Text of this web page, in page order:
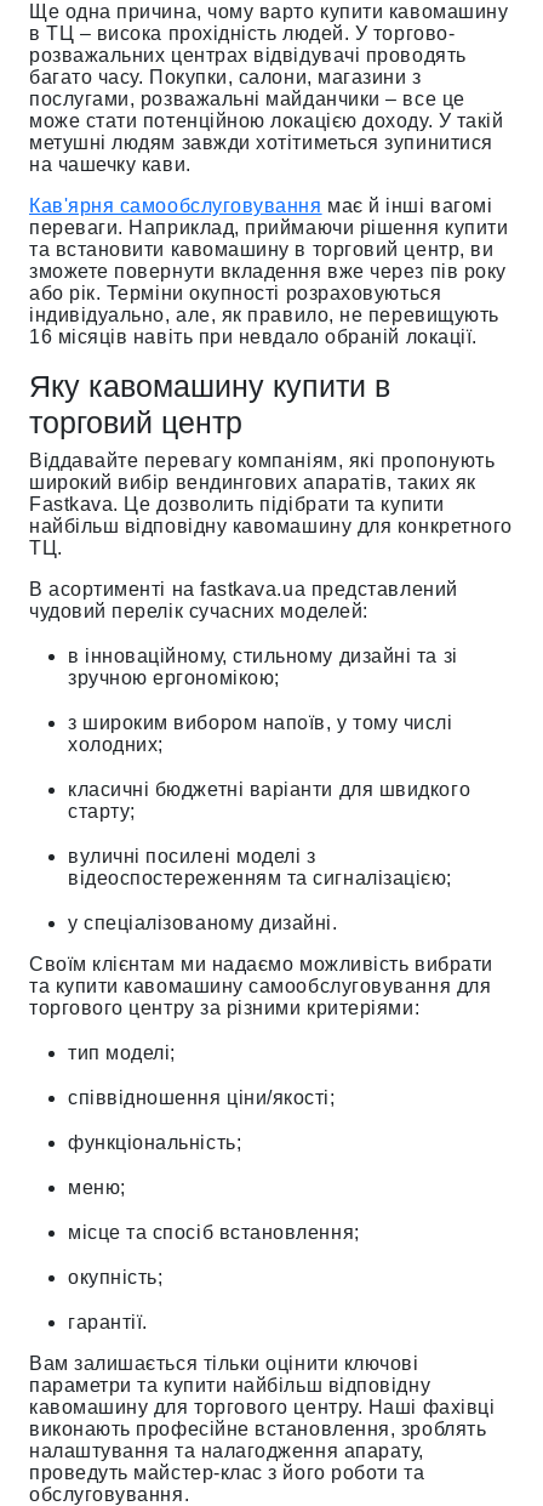
Ще одна причина, чому варто купити кавомашину
в ТЦ – висока прохідність людей. У торгово-
розважальних центрах відвідувачі проводять
багато часу. Покупки, салони, магазини з
послугами, розважальні майданчики – все це
може стати потенційною локацією доходу. У такій
метушні людям завжди хотітиметься зупинитися
на чашечку кави.
Кав'ярня самообслуговування має й інші вагомі
переваги. Наприклад, приймаючи рішення купити
та встановити кавомашину в торговий центр, ви
зможете повернути вкладення вже через пів року
або рік. Терміни окупності розраховуються
індивідуально, але, як правило, не перевищують
16 місяців навіть при невдало обраній локації.
Яку кавомашину купити в
торговий центр
Віддавайте перевагу компаніям, які пропонують
широкий вибір вендингових апаратів, таких як
Fastkava. Це дозволить підібрати та купити
найбільш відповідну кавомашину для конкретного
ТЦ.
В асортименті на fastkava.ua представлений
чудовий перелік сучасних моделей:
в інноваційному, стильному дизайні та зі
зручною ергономікою;
з широким вибором напоїв, у тому числі
холодних;
класичні бюджетні варіанти для швидкого
старту;
вуличні посилені моделі з
відеоспостереженням та сигналізацією;
у спеціалізованому дизайні.
Своїм клієнтам ми надаємо можливість вибрати
та купити кавомашину самообслуговування для
торгового центру за різними критеріями:
тип моделі;
співвідношення ціни/якості;
функціональність;
меню;
місце та спосіб встановлення;
окупність;
гарантії.
Вам залишається тільки оцінити ключові
параметри та купити найбільш відповідну
кавомашину для торгового центру. Наші фахівці
виконають професійне встановлення, зроблять
налаштування та налагодження апарату,
проведуть майстер-клас з його роботи та
обслуговування.